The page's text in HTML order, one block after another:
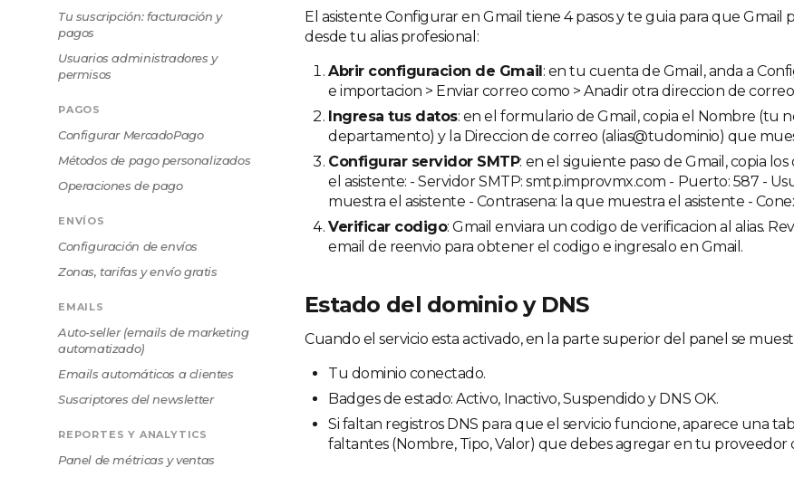
Tu suscripción: facturación y
pagos
Usuarios administradores y
permisos
PAGOS
Configurar MercadoPago
Métodos de pago personalizados
Operaciones de pago
ENVÍOS
Configuración de envíos
Zonas, tarifas y envío gratis
EMAILS
Auto-seller (emails de marketing
automatizado)
Emails automáticos a clientes
Suscriptores del newsletter
REPORTES Y ANALYTICS
Panel de métricas y ventas
El asistente Configurar en Gmail tiene 4 pasos y te guia para que Gmail
desde tu alias profesional:
Abrir configuracion de Gmail: en tu cuenta de Gmail, anda a
e importacion > Enviar correo como > Anadir otra direccion de
Ingresa tus datos: en el formulario de Gmail, copia el Nombre (tu
departamento) y la Direccion de correo (alias@tudominio) que
Configurar servidor SMTP: en el siguiente paso de Gmail, copia
el asistente: - Servidor SMTP: smtp.improvmx.com - Puerto: 587 -
muestra el asistente - Contrasena: la que muestra el asistente -
Verificar codigo: Gmail enviara un codigo de verificacion al alias.
email de reenvio para obtener el codigo e ingresalo en Gmail.
Estado del dominio y DNS
Cuando el servicio esta activado, en la parte superior del panel se
Tu dominio conectado.
Badges de estado: Activo, Inactivo, Suspendido y DNS OK.
Si faltan registros DNS para que el servicio funcione, aparece una
faltantes (Nombre, Tipo, Valor) que debes agregar en tu proveedor